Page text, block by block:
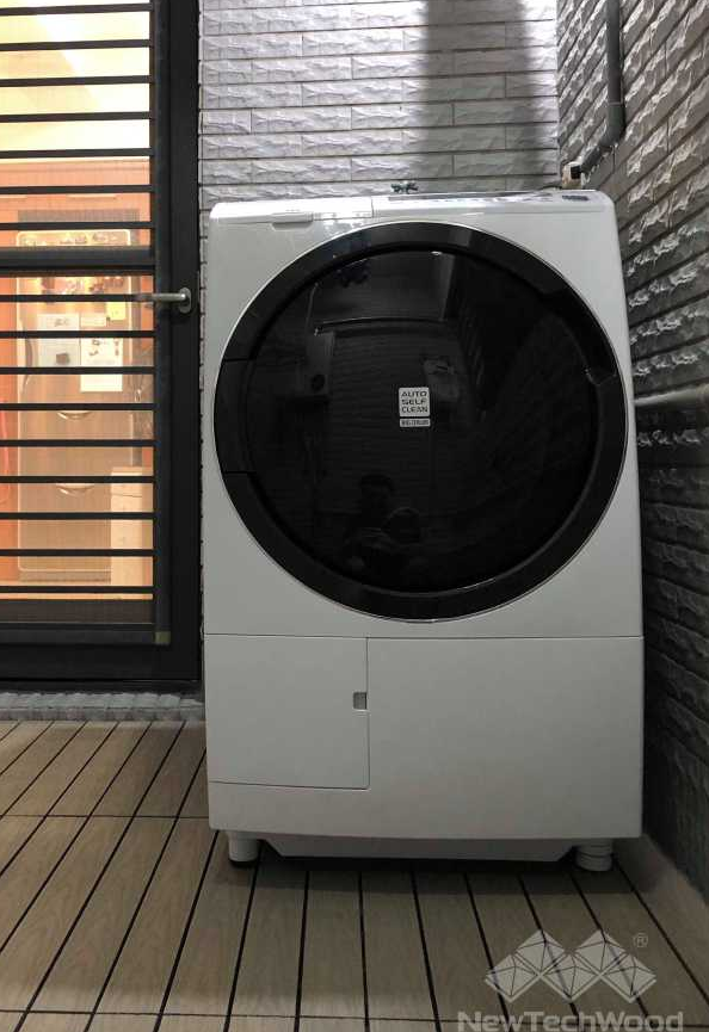
20
加入官方
需要鋪設
問，人員
量並進一
面」傳給
放軟體囉
僅是想像
擇美心呢
較推薦看
去採訪總
詳細介紹